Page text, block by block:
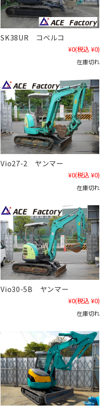
SK38UR コベルコ
¥0(税込 ¥0)
在庫切れ
Vio27-2 ヤンマー
¥0(税込 ¥0)
在庫切れ
Vio30-5B ヤンマー
¥0(税込 ¥0)
在庫切れ